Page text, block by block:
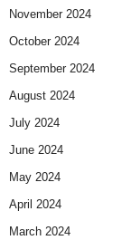
November 2024
October 2024
September 2024
August 2024
July 2024
June 2024
May 2024
April 2024
March 2024